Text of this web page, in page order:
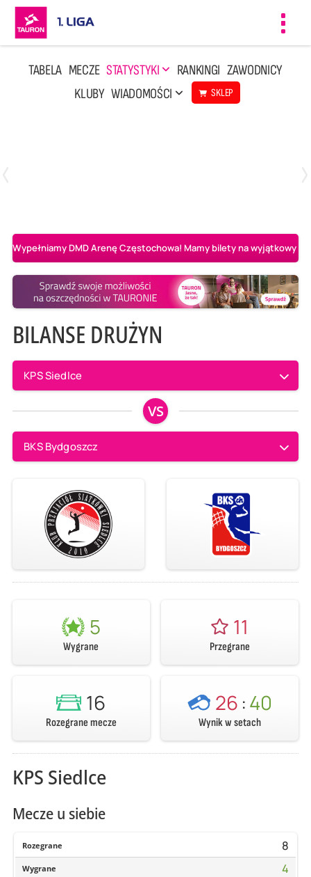
TABELA MECZE STATYSTYKI RANKINGI ZAWODNICY
KLUBY WIADOMOŚCI SKLEP
Wypełniamy DMD Arenę Częstochowa! Mamy bilety na wyjątkowy
BILANSE DRUŻYN
KPS Siedlce
VS
BKS Bydgoszcz
5
Wygrane
11
Przegrane
16
Rozegrane mecze
26 :40
Wynik w setach
KPS Siedlce
Mecze u siebie
Rozegrane 8
Wygrane 4